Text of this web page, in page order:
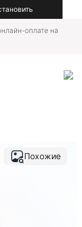
оплате на
Похожие